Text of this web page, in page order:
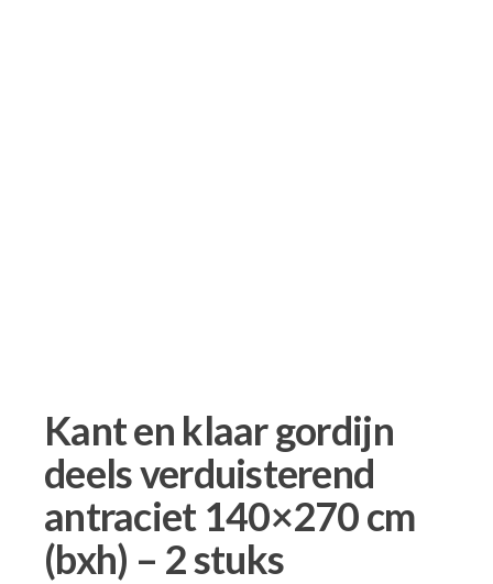
Kant en klaar gordijn
deels verduisterend
antraciet 140×270 cm
(bxh) – 2 stuks